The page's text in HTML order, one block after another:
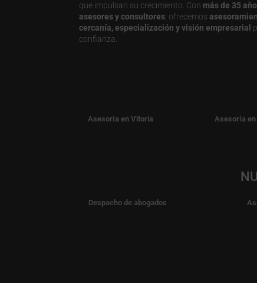
que impulsan su crecimiento. Con más de 35
asesores y consultores , ofrecemos
cercanía, especialización y visión empresarial
confianza.
Asesoría en Vitoria Asesoría
Despacho de abogados